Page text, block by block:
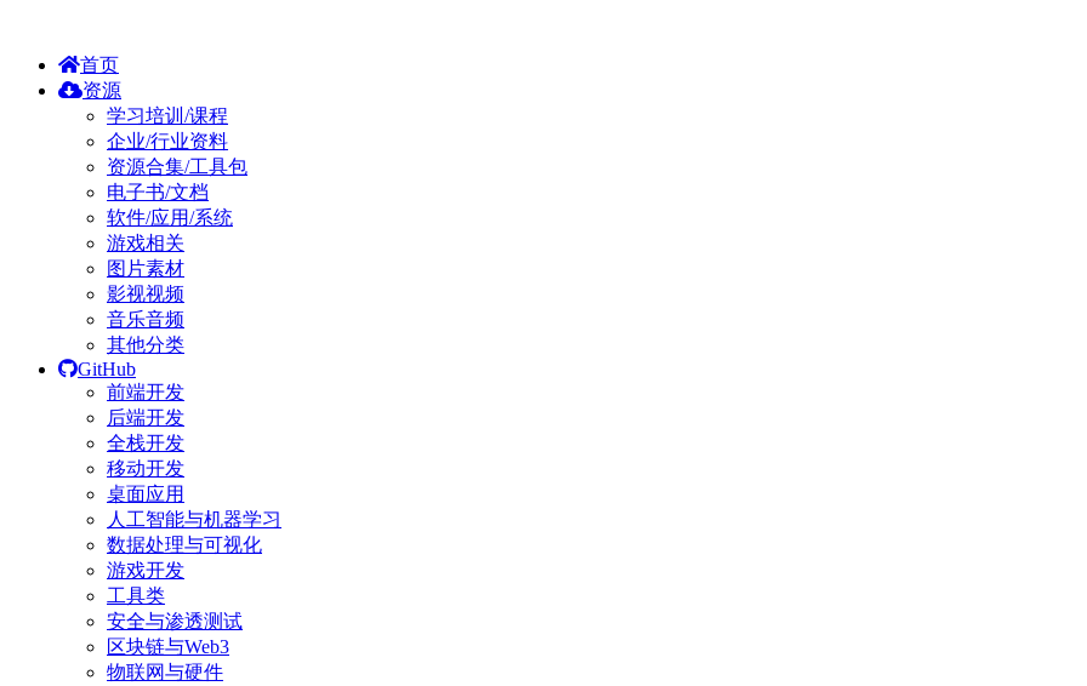
首页
资源
学习培训/课程
企业/行业资料
资源合集/工具包
电子书/文档
软件/应用/系统
游戏相关
图片素材
影视视频
音乐音频
其他分类
GitHub
前端开发
后端开发
全栈开发
移动开发
桌面应用
人工智能与机器学习
数据处理与可视化
游戏开发
工具类
安全与渗透测试
区块链与Web3
物联网与硬件